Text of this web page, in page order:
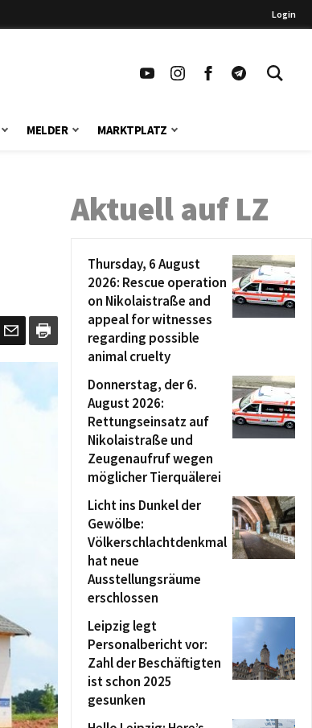
Login
MELDER MARKTPLATZ
Aktuell auf LZ
Thursday, 6 August
2026: Rescue operation
on Nikolaistraße and
appeal for witnesses
regarding possible
animal cruelty
Donnerstag, der 6.
August 2026:
Rettungseinsatz auf
Nikolaistraße und
Zeugenaufruf wegen
möglicher Tierquälerei
Licht ins Dunkel der
Gewölbe:
Völkerschlachtdenkmal
hat neue
Ausstellungsräume
erschlossen
Leipzig legt
Personalbericht vor:
Zahl der Beschäftigten
ist schon 2025
gesunken